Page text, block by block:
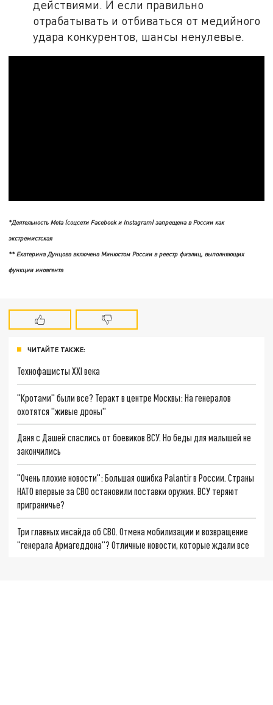
действиями. И если правильно
отрабатывать и отбиваться от медийного
удара конкурентов, шансы ненулевые.
*Деятельность Meta (соцсети Facebook и Instagram) запрещена в России как
экстремистская
** Екатерина Дунцова включена Минюстом России в реестр физлиц, выполняющих
функции иноагента
ЧИТАЙТЕ ТАКЖЕ:
Технофашисты XXI века
"Кротами" были все? Теракт в центре Москвы: На генералов
охотятся "живые дроны"
Даня с Дашей спаслись от боевиков ВСУ. Но беды для малышей не
закончились
"Очень плохие новости": Большая ошибка Palantir в России. Страны
НАТО впервые за СВО остановили поставки оружия. ВСУ теряют
приграничье?
Три главных инсайда об СВО. Отмена мобилизации и возвращение
"генерала Армагеддона"? Отличные новости, которые ждали все